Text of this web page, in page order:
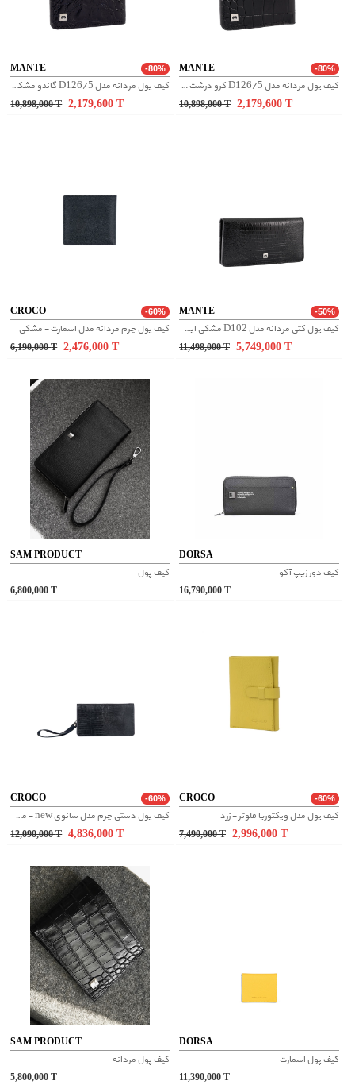
MANTE -80%
کیف پول مردانه مدل D126/5 گاندو مشکی سرمه ای
10,898,000 T 2,179,600
MANTE -80%
کیف پول مردانه مدل D126/5 کرو درشت مشکی
10,898,000 T 2,179,600
CROCO -60%
کیف پول چرم مردانه مدل اسمارت - مشکی
6,190,000 T 2,476,000
MANTE -50%
کیف پول کتی مردانه مدل D102 مشکی ایگوانا
11,498,000 T 5,749,000
SAM PRODUCT
کیف پول
6,800,000
DORSA
کيف دور زيپ آکو
16,790,000
CROCO -60%
کیف پول دستی چرم مدل سانوی new - مشکی
12,090,000 T 4,836,000
CROCO -60%
کیف پول مدل ویکتوریا فلوتر - زرد
7,490,000 T 2,996,000
SAM PRODUCT
کیف پول مردانه
5,800,000
DORSA
کيف پول اسمارت
11,390,000